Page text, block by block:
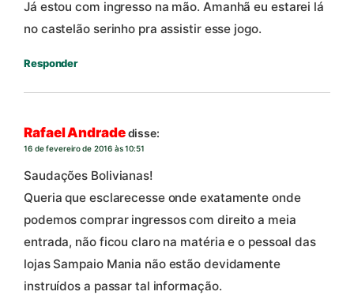
Já estou com ingresso na mão. Amanhã eu estarei lá
no castelão serinho pra assistir esse jogo.
Responder
Rafael Andradedisse:
16 de fevereiro de 2016 às 10:51
Saudações Bolivianas!
Queria que esclarecesse onde exatamente onde
podemos comprar ingressos com direito a meia
entrada, não ficou claro na matéria e o pessoal das
lojas Sampaio Mania não estão devidamente
instruídos a passar tal informação.